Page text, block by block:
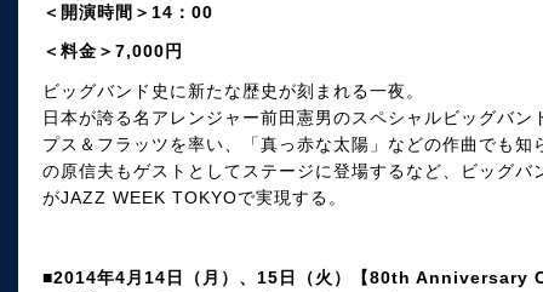
＜開演時間＞14：00
＜料金＞7,000円
ビッグバンド史に新たな歴史が刻まれる一夜。
日本が誇る名アレンジャー前田憲男のスペシャルビッグバ
プス＆フラッツを率い、「真っ赤な太陽」などの作曲でも
の原信夫もゲストとしてステージに登場するなど、ビッグ
がJAZZ WEEK TOKYOで実現する。
■2014年4月14日（月）、15日（火）【80th Anniversary